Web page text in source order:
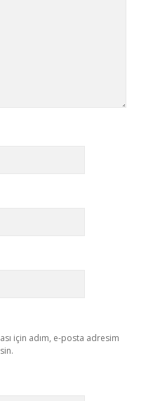
için adım, e-posta adresim